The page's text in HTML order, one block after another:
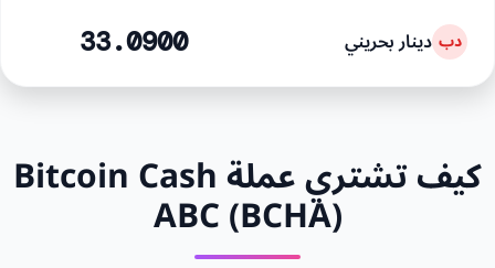
دب دينار بحريني 33.0900
كيف تشتري عملة Bitcoin Cash
ABC (BCHA)